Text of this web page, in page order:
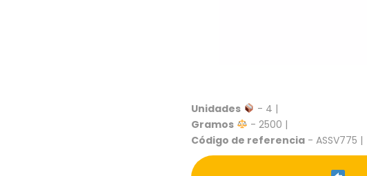
Unidades
- 4 |
Gramos
- 2500 |
Código de referencia - ASSV775 |